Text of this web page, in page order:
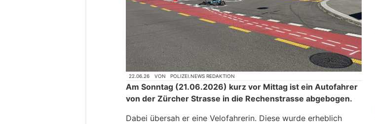
22.06.26 VON POLIZEI.NEWS REDAKTION
Am Sonntag (21.06.2026) kurz vor Mittag ist ein Autofahrer
von der Zürcher Strasse in die Rechenstrasse abgebogen.
Dabei übersah er eine Velofahrerin. Diese wurde erheblich